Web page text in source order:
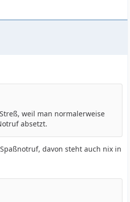
weil man normalerweise
absetzt.
davon steht auch nix in